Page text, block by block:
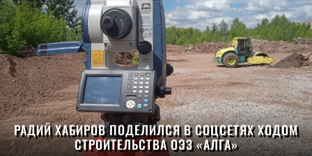
РАДИЙ ХАБИРОВ ПОДЕЛИЛСЯ В СОЦСЕТЯХ ХОДОМ
СТРОИТЕЛЬСТВА ОЭЗ «АЛГА»